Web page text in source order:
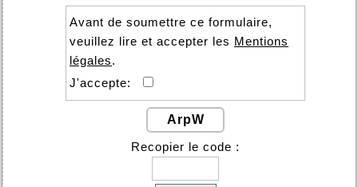
Avant de soumettre ce formulaire,
veuillez lire et accepter les Mentions
légales.
J'accepte:
ArpW
Recopier le code :